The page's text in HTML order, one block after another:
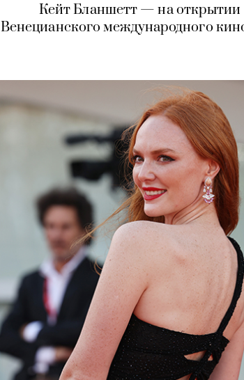
Кейт Бланшетт — на открытии
Венецианского международного